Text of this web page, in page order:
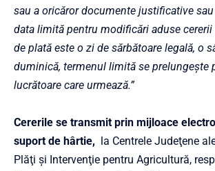
sau a oricăror documente justificative
data limită pentru modificări aduse
de plată este o zi de sărbătoare legală, o
duminică, termenul limită se prelungeşte
lucrătoare care urmează.”
Cererile se transmit prin mijloace
suport de hârtie, la Centrele Judeţene
Plăţi şi Intervenţie pentru Agricultură,